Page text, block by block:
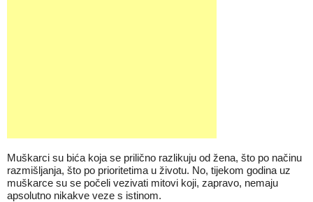
Muškarci su bića koja se prilično razlikuju od žena, što po načinu
razmišljanja, što po prioritetima u životu. No, tijekom godina uz
muškarce su se počeli vezivati mitovi koji, zapravo, nemaju
apsolutno nikakve veze s istinom.